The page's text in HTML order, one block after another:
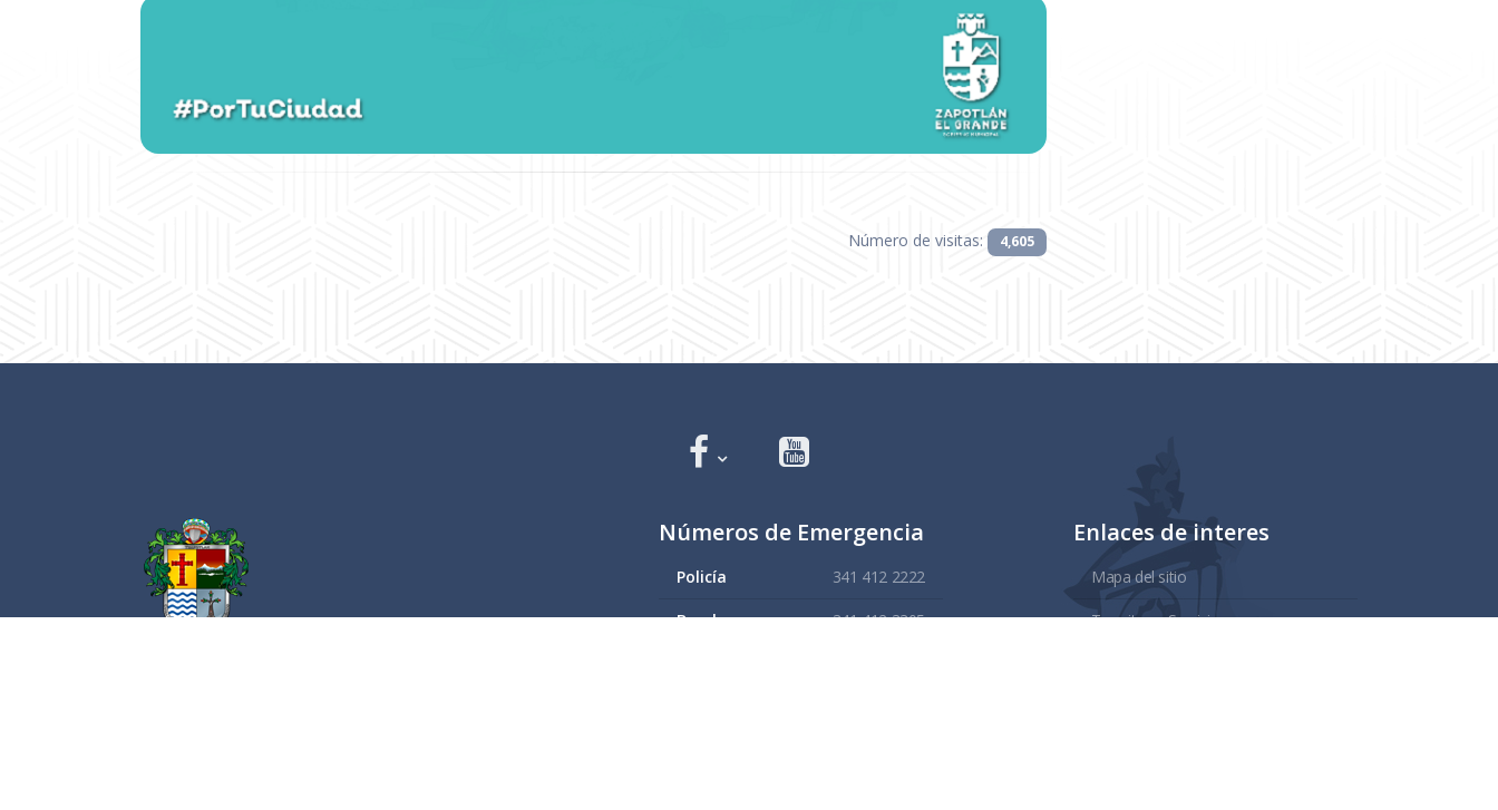
Número de visitas: 4,605
Números de Emergencia
Policía 341 412 2222
Bomberos 341 412 3305
Enlaces de interes
Mapa del sitio
Tramites y Servicios